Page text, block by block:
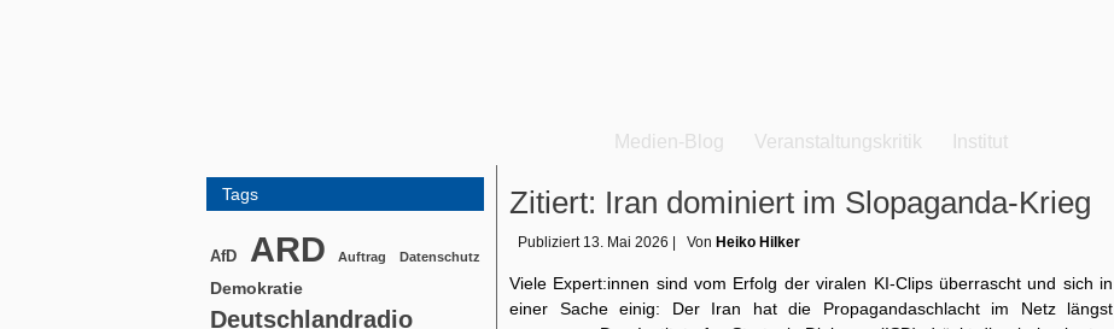
Medien-Blog Veranstaltungskritik Institut
Tags
AfD ARD Auftrag Datenschutz
Demokratie
Deutschlandradio
Zitiert: Iran dominiert im Slopaganda-Krieg
Publiziert 13. Mai 2026 Von Heiko Hilker
Viele Expert:innen sind vom Erfolg der viralen KI-Clips überrascht und sich in
einer Sache einig: Der Iran hat die Propagandaschlacht im Netz längst